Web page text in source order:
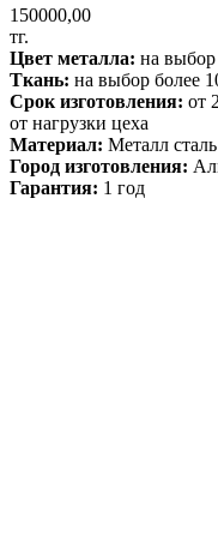
150000,00
тг.
Цвет металла: на выбор
Ткань: на выбор более
Срок изготовления: от
от нагрузки цеха
Материал: Металл сталь
Город изготовления:
Гарантия: 1 год